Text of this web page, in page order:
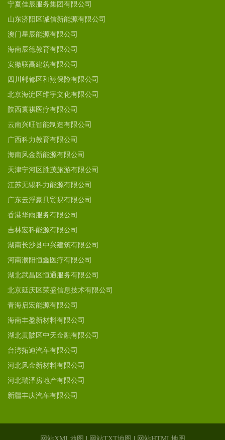
宁夏佳辰服务集团有限公司
山东济阳区诚信新能源有限公司
澳门星辰能源有限公司
海南辰德教育有限公司
安徽联高建筑有限公司
四川郫都区和翔保险有限公司
北京海淀区维宇文化有限公司
陕西寰祺医疗有限公司
云南兴旺智能制造有限公司
广西科力教育有限公司
海南风金新能源有限公司
天津宁河区胜茂旅游有限公司
江苏无锡科力能源有限公司
广东云浮豪具贸易有限公司
香港华雨服务有限公司
吉林宏科能源有限公司
湖南长沙县中兴建筑有限公司
河南濮阳恒鑫医疗有限公司
湖北武昌区恒通服务有限公司
北京延庆区荣盛信息技术有限公司
青海启宏能源有限公司
海南丰盈新材料有限公司
湖北黄陂区中天金融有限公司
台湾拓迪汽车有限公司
河北风金新材料有限公司
河北瑞泽房地产有限公司
新疆丰庆汽车有限公司